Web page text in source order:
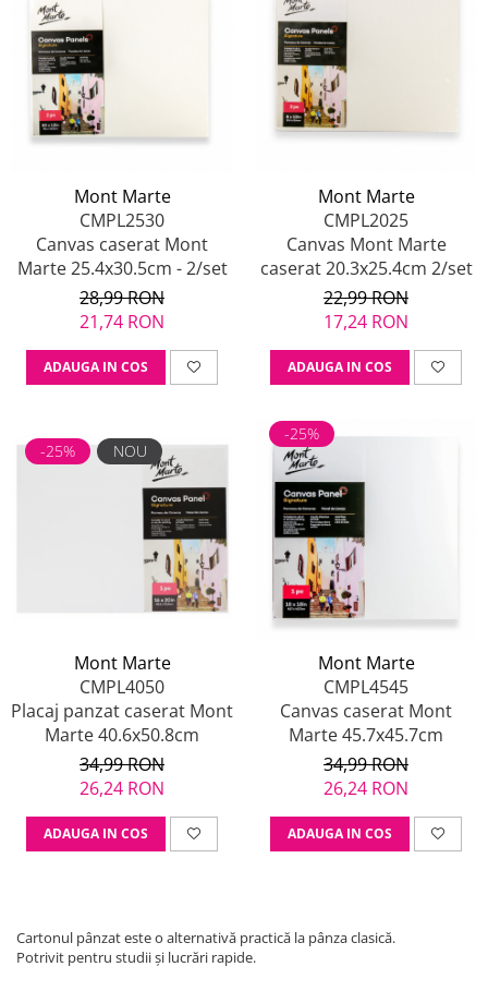
Mont Marte
CMPL2530
Canvas caserat Mont
Marte 25.4x30.5cm - 2/set
28,99 RON
21,74 RON
ADAUGA IN COS
Mont Marte
CMPL2025
Canvas Mont Marte
caserat 20.3x25.4cm 2/set
22,99 RON
17,24 RON
ADAUGA IN COS
-25% NOU
Mont Marte
CMPL4050
Placaj panzat caserat Mont
Marte 40.6x50.8cm
34,99 RON
26,24 RON
ADAUGA IN COS
-25%
Mont Marte
CMPL4545
Canvas caserat Mont
Marte 45.7x45.7cm
34,99 RON
26,24 RON
ADAUGA IN COS
Cartonul pânzat este o alternativă practică la pânza clasică.
Potrivit pentru studii și lucrări rapide.